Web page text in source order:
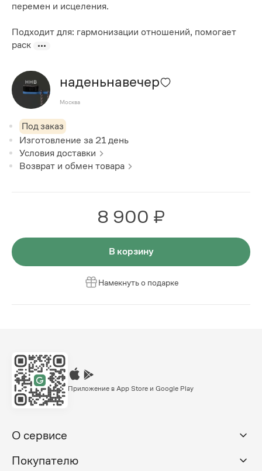
перемен и исцеления.
Подходит для: гармонизации отношений, помогает
раск
наденьнавечер
Москва
Под заказ
Изготовление за 21 день
Условия доставки
Возврат и обмен товара
8 900 ₽
В корзину
Намекнуть о подарке
Приложение в App Store и Google Play
О сервисе
Покупателю